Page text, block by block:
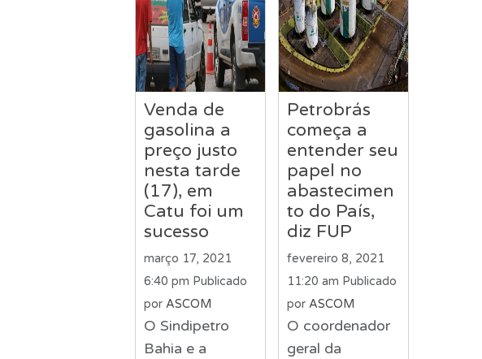
Venda de
gasolina a
preço justo
nesta tarde
(17), em
Catu foi um
sucesso
março 17, 2021
6:40 pm Publicado
porASCOM
O Sindipetro
Bahia e a
Petrobrás
começa a
entender seu
papel no
abastecimen
to do País,
diz FUP
fevereiro 8, 2021
11:20 am Publicado
por ASCOM
O coordenador
geral da